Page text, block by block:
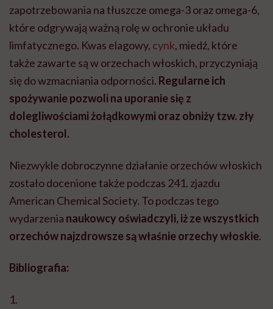
zapotrzebowania na tłuszcze omega-3 oraz omega-6,
które odgrywają ważną rolę w ochronie układu
limfatycznego. Kwas elagowy, cynk, miedź, które
także zawarte są w orzechach włoskich, przyczyniają
się do wzmacniania odporności. Regularne ich
spożywanie pozwoli na uporanie się z
dolegliwościami żołądkowymi oraz obniży tzw. zły
cholesterol.
Niezwykle dobroczynne działanie orzechów włoskich
zostało docenione także podczas 241. zjazdu
American Chemical Society. To podczas tego
wydarzenia naukowcy oświadczyli, iż ze wszystkich
orzechów najzdrowsze są właśnie orzechy włoskie.
Bibliografia:
1.